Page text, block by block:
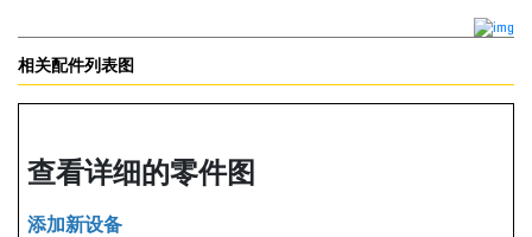
相关配件列表图
查看详细的零件图
添加新设备